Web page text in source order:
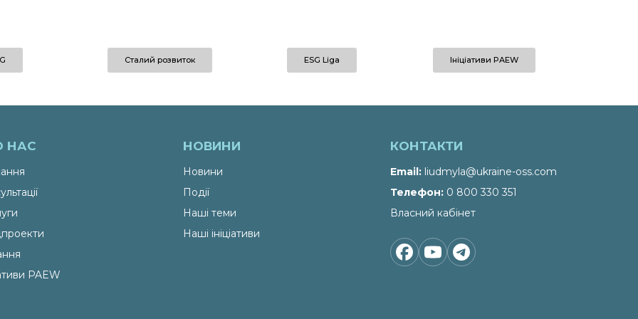
Сталий розвиток ESG Liga Ініціативи PAEW
НАС
PAEW
НОВИНИ
Новини
Події
Наші теми
Наші ініціативи
КОНТАКТИ
Email liudmyla@ukraine-oss.com
Телефон 0 800 330 351
Власний кабінет